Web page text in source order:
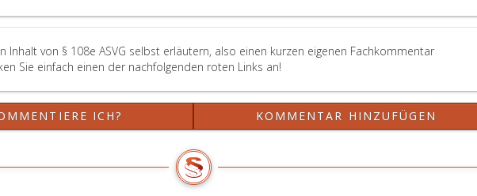
Inhalt von § 108e ASVG selbst erläutern, also einen kurzen eigenen Fachkommentar
Sie einfach einen der nachfolgenden roten Links an!
ICH? KOMMENTAR HINZUFÜGEN